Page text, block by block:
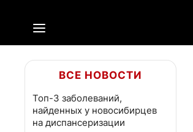
ВСЕ НОВОСТИ
Топ-3 заболеваний,
найденных у новосибирцев
на диспансеризации